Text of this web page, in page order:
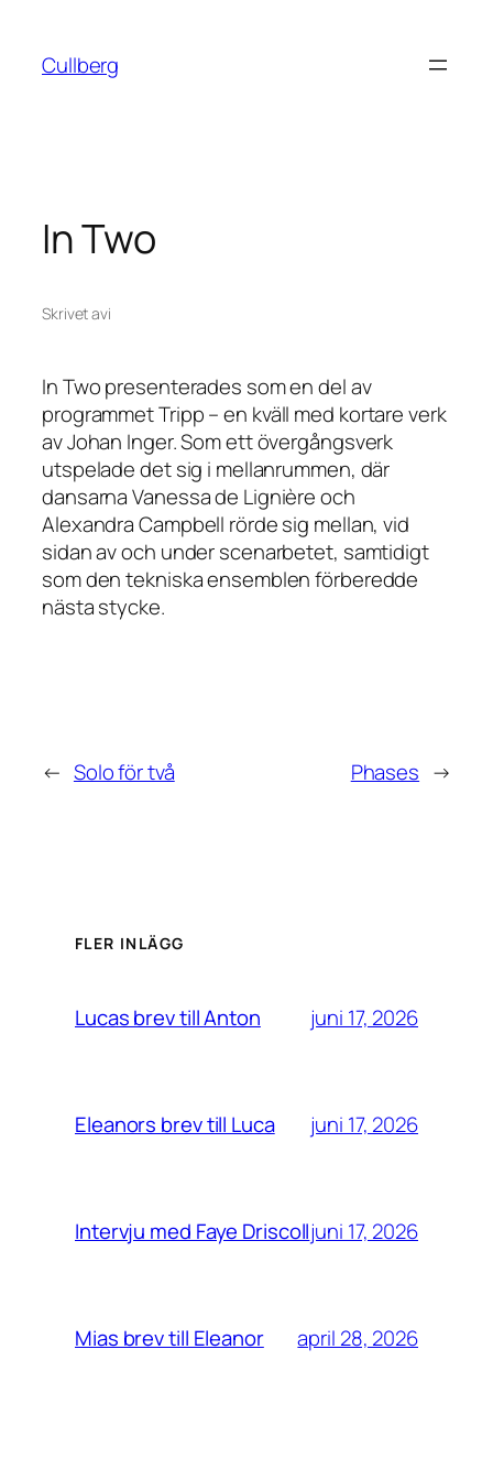
innehåll
Cullberg
In Two
Skrivet avi
In Two presenterades som en del av
programmetTripp– en kväll med kortare verk
av Johan Inger. Som ett övergångsverk
utspelade det sig i mellanrummen, där
dansarna Vanessa de Lignière och
Alexandra Campbell rörde sig mellan, vid
sidan av och under scenarbetet, samtidigt
som den tekniska ensemblen förberedde
nästa stycke.
← Solo för två Phases →
FLER INLÄGG
Lucas brev till Anton juni 17, 2026
Eleanors brev till Luca juni 17, 2026
Intervju med Faye Driscolljuni 17, 2026
Mias brev till Eleanor april 28, 2026